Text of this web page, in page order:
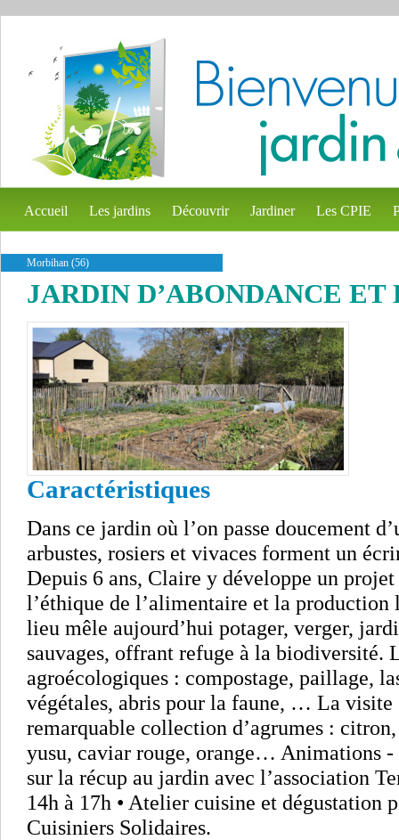
Accueil Les jardins Découvrir Jardiner Les CPIE
Morbihan (56)
JARDIN D’ABONDANCE ET
Caractéristiques
Dans ce jardin où l’on passe doucement
arbustes, rosiers et vivaces forment un
Depuis 6 ans, Claire y développe un
l’éthique de l’alimentaire et la production
lieu mêle aujourd’hui potager, verger,
sauvages, offrant refuge à la biodiversité.
agroécologiques : compostage, paillage,
végétales, abris pour la faune, … La visite
remarquable collection d’agrumes :
yusu, caviar rouge, orange… Animations -
sur la récup au jardin avec l’association
14h à 17h • Atelier cuisine et dégustation
Cuisiniers Solidaires.